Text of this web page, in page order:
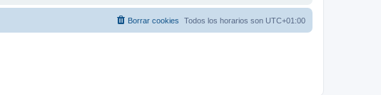
Todos los horarios son UTC+01:00
Borrar cookies